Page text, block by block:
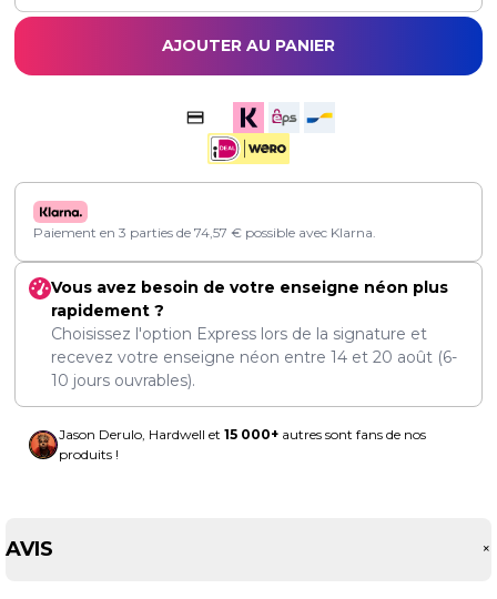
AJOUTER AU PANIER
Paiement en 3 parties de 74,57 € possible avec Klarna.
Vous avez besoin de votre enseigne néon plus
rapidement ?
Choisissez l'option Express lors de la signature et
recevez votre enseigne néon entre 14 et 20 août (6-
10 jours ouvrables).
Jason Derulo, Hardwell et 15 000+ autres sont fans de nos
produits !
AVIS +